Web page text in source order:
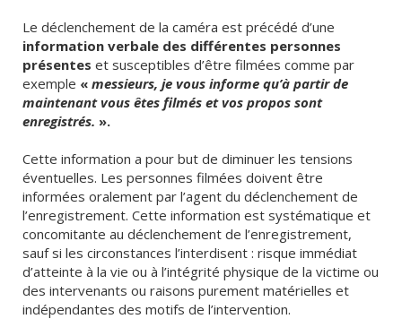
Le déclenchement de la caméra est précédé d’une
information verbale des différentes personnes
présentes et susceptibles d’être filmées comme par
exemple « messieurs, je vous informe qu’à partir de
maintenant vous êtes filmés et vos propos sont
enregistrés. ».
Cette information a pour but de diminuer les tensions
éventuelles. Les personnes filmées doivent être
informées oralement par l’agent du déclenchement de
l’enregistrement. Cette information est systématique et
concomitante au déclenchement de l’enregistrement,
sauf si les circonstances l’interdisent : risque immédiat
d’atteinte à la vie ou à l’intégrité physique de la victime ou
des intervenants ou raisons purement matérielles et
indépendantes des motifs de l’intervention.